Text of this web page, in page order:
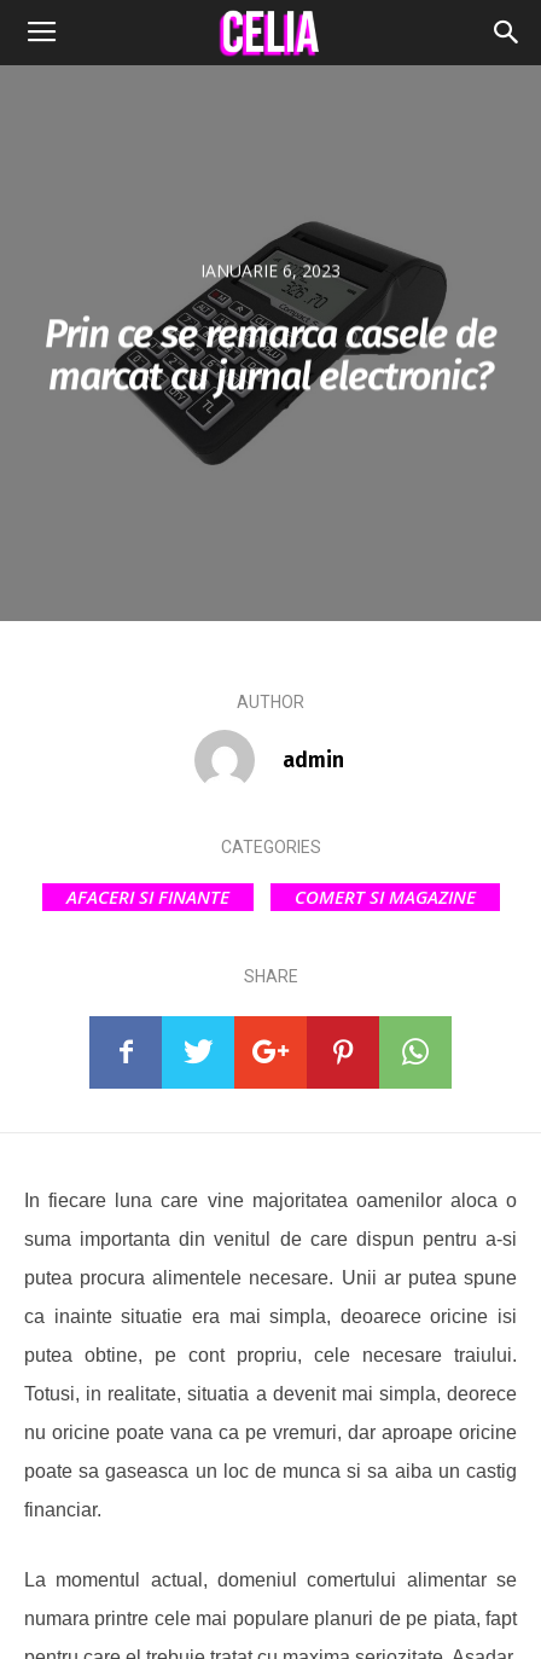
IANUARIE 6, 2023
Prin ce se remarca casele de
marcat cu jurnal electronic?
AUTHOR
admin
CATEGORIES
AFACERI SI FINANTE COMERT SI MAGAZINE
SHARE
In fiecare luna care vine majoritatea oamenilor aloca o
suma importanta din venitul de care dispun pentru a-si
putea procura alimentele necesare. Unii ar putea spune
ca inainte situatie era mai simpla, deoarece oricine isi
putea obtine, pe cont propriu, cele necesare traiului.
Totusi, in realitate, situatia a devenit mai simpla, deorece
nu oricine poate vana ca pe vremuri, dar aproape oricine
poate sa gaseasca un loc de munca si sa aiba un castig
financiar.
La momentul actual, domeniul comertului alimentar se
numara printre cele mai populare planuri de pe piata, fapt